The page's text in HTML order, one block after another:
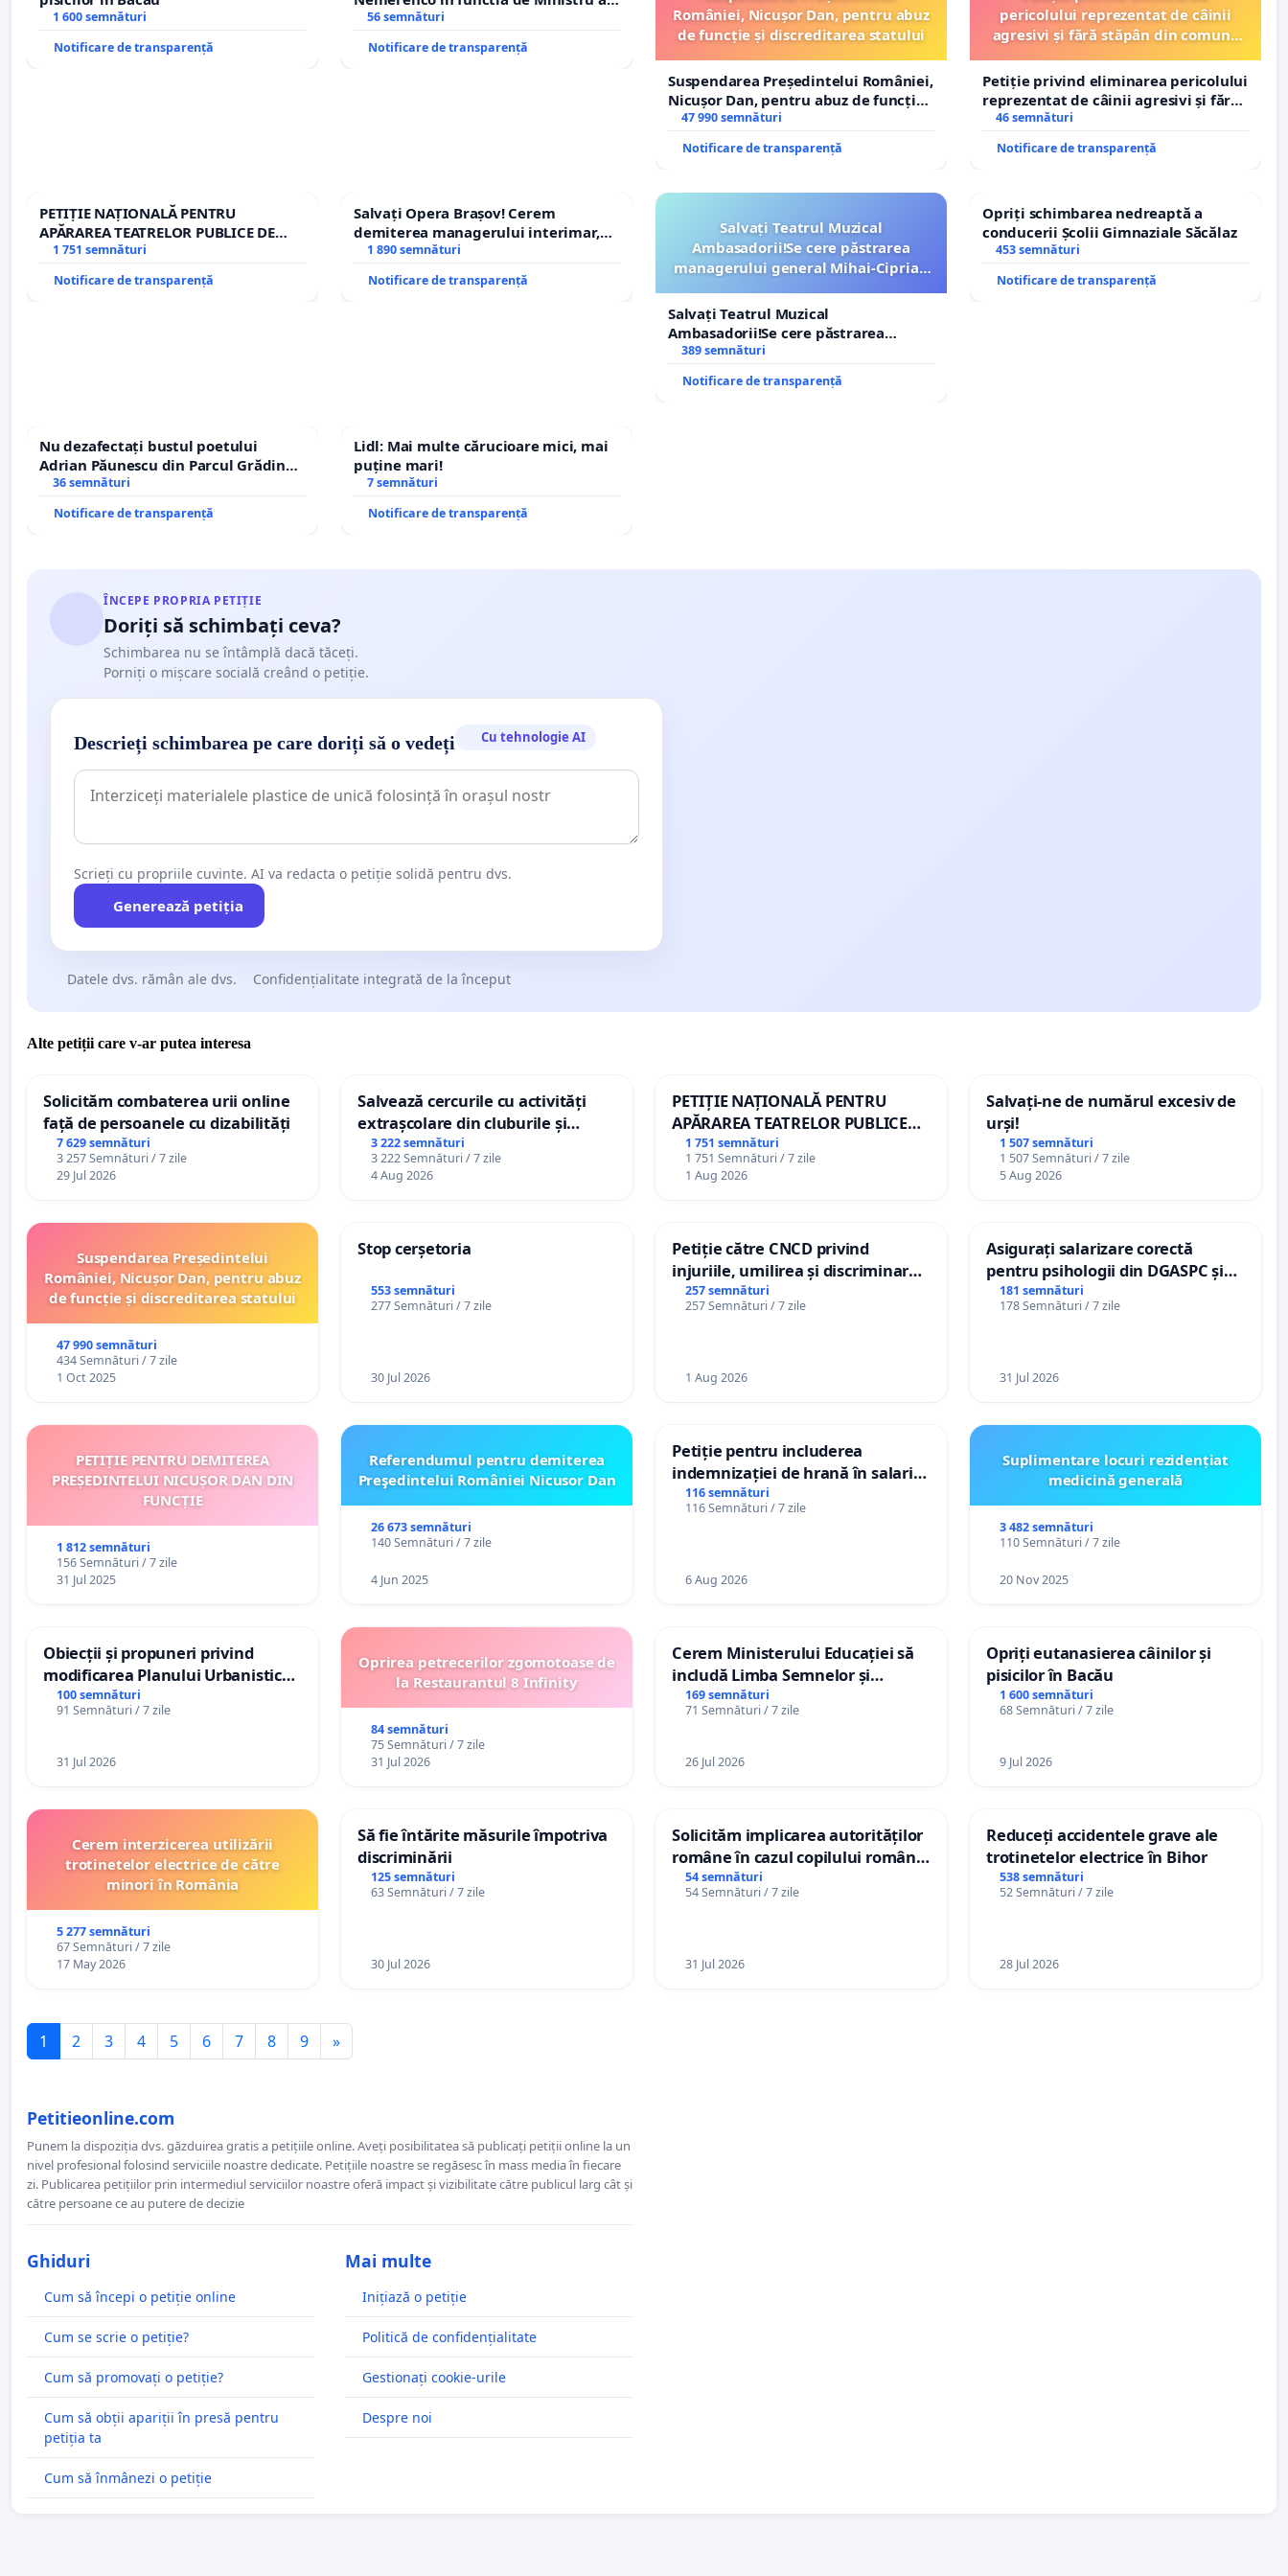
1 600 semnături
Notificare de transparență
Sanatatii
56 semnături
Notificare de transparență
României, Nicușor Dan, pentru abuz
de funcție și discreditarea statului
Suspendarea Președintelui României,
Nicușor Dan, pentru abuz de funcție
și discreditarea statului
47 990 semnături
Notificare de transparență
pericolului reprezentat de câinii
agresivi și fără stăpân din comuna
Petiție privind eliminarea pericolului
reprezentat de câinii agresivi și fără
stăpân din comuna Tunari
46 semnături
Notificare de transparență
PETIȚIE NAȚIONALĂ PENTRU
APĂRAREA TEATRELOR PUBLICE DE
REPERTORIU DIN ROMÂNIA
1 751 semnături
Notificare de transparență
Salvați Opera Brașov! Cerem
demiterea managerului interimar,
Petrean Lucian-Marius!
1 890 semnături
Notificare de transparență
Salvați Teatrul Muzical
Ambasadorii!Se cere păstrarea
managerului general Mihai-Ciprian
Salvați Teatrul Muzical
Ambasadorii!Se cere păstrarea
managerului general Mihai-Ciprian
ROGOJAN
389 semnături
Notificare de transparență
Opriți schimbarea nedreaptă a
conducerii Școlii Gimnaziale Săcălaz
453 semnături
Notificare de transparență
Nu dezafectați bustul poetului
Adrian Păunescu din Parcul Grădina
Icoanei! Stop cenzurii culturale!
36 semnături
Notificare de transparență
Lidl: Mai multe cărucioare mici, mai
puține mari!
7 semnături
Notificare de transparență
ÎNCEPE PROPRIA PETIȚIE
Doriți să schimbați ceva?
Schimbarea nu se întâmplă dacă tăceți.
Porniți o mișcare socială creând o petiție.
Descrieți schimbarea pe care doriți să o vedeți Cu tehnologie AI
Scrieți cu propriile cuvinte. AI va redacta o petiție solidă pentru dvs.
Generează petiția
Datele dvs. rămân ale dvs. Confidențialitate integrată de la început
Alte petiții care v-ar putea interesa
Solicităm combaterea urii online
față de persoanele cu dizabilități
7 629 semnături
3 257 Semnături / 7 zile
29 Jul 2026
Salvează cercurile cu activități
extrașcolare din cluburile și
palatele copiilor
3 222 semnături
3 222 Semnături / 7 zile
4 Aug 2026
PETIȚIE NAȚIONALĂ PENTRU
APĂRAREA TEATRELOR PUBLICE
DE REPERTORIU DIN ROMÂNIA
1 751 semnături
1 751 Semnături / 7 zile
1 Aug 2026
Salvați-ne de numărul excesiv de
urși!
1 507 semnături
1 507 Semnături / 7 zile
5 Aug 2026
Suspendarea Președintelui
României, Nicușor Dan, pentru abuz
de funcție și discreditarea statului
47 990 semnături
434 Semnături / 7 zile
1 Oct 2025
Stop cerșetoria
553 semnături
277 Semnături / 7 zile
30 Jul 2026
Petiție către CNCD privind
injuriile, umilirea și discriminarea
persoanelor cu dizabilități de
către utilizatorul TikTok „Gorici”
257 semnături
257 Semnături / 7 zile
1 Aug 2026
Asigurați salarizare corectă
pentru psihologii din DGASPC și
spitale
181 semnături
178 Semnături / 7 zile
31 Jul 2026
PETIȚIE PENTRU DEMITEREA
PREȘEDINTELUI NICUȘOR DAN DIN
FUNCȚIE
1 812 semnături
156 Semnături / 7 zile
31 Jul 2025
Referendumul pentru demiterea
Preşedintelui României Nicusor Dan
26 673 semnături
140 Semnături / 7 zile
4 Jun 2025
Petiție pentru includerea
indemnizației de hrană în salariul
de bază și protejarea gradațiilor
de vechime pentru asistenții
116 semnături
116 Semnături / 7 zile
6 Aug 2026
Suplimentare locuri rezidențiat
medicină generală
3 482 semnături
110 Semnături / 7 zile
20 Nov 2025
Obiecții și propuneri privind
modificarea Planului Urbanistic
General al orașului Ialoveni
100 semnături
91 Semnături / 7 zile
31 Jul 2026
Oprirea petrecerilor zgomotoase de
la Restaurantul 8 Infinity
84 semnături
75 Semnături / 7 zile
31 Jul 2026
Cerem Ministerului Educației să
includă Limba Semnelor și
alfabetul Braille în școlile din
Republica Moldova!
169 semnături
71 Semnături / 7 zile
26 Jul 2026
Opriți eutanasierea câinilor și
pisicilor în Bacău
1 600 semnături
68 Semnături / 7 zile
9 Jul 2026
Cerem interzicerea utilizării
trotinetelor electrice de către
minori în România
5 277 semnături
67 Semnături / 7 zile
17 May 2026
Să fie întărite măsurile împotriva
discriminării
125 semnături
63 Semnături / 7 zile
30 Jul 2026
Solicităm implicarea autorităților
române în cazul copilului român
Wiliam Kristian Gheorghe, aflat în
plasament în Danemarca de 12
54 semnături
54 Semnături / 7 zile
31 Jul 2026
Reduceți accidentele grave ale
trotinetelor electrice în Bihor
538 semnături
52 Semnături / 7 zile
28 Jul 2026
1 2 3 4 5 6 7 8 9 »
Petitieonline.com
Punem la dispoziția dvs. găzduirea gratis a petițiile online. Aveți posibilitatea să publicați petiții online la un
nivel profesional folosind serviciile noastre dedicate. Petițiile noastre se regăsesc în mass media în fiecare
zi. Publicarea petițiilor prin intermediul serviciilor noastre oferă impact și vizibilitate către publicul larg cât și
către persoane ce au putere de decizie
Ghiduri
Cum să începi o petiție online
Cum se scrie o petiție?
Cum să promovați o petiție?
Cum să obții apariții în presă pentru
petiția ta
Cum să înmânezi o petiție
Mai multe
Inițiază o petiție
Politică de confidențialitate
Gestionați cookie-urile
Despre noi